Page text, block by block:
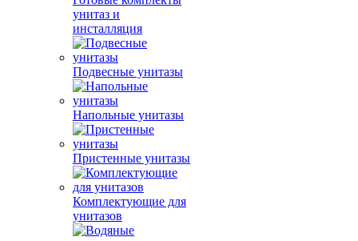
унитаз и
инсталляция
Подвесные унитазы
Напольные унитазы
Пристенные унитазы
Комплектующие для
унитазов